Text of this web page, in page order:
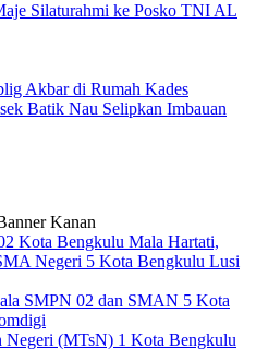
Silaturahmi ke Posko TNI AL
Akbar di Rumah Kades
Batik Nau Selipkan Imbauan
SMPN 02 dan SMAN 5 Kota